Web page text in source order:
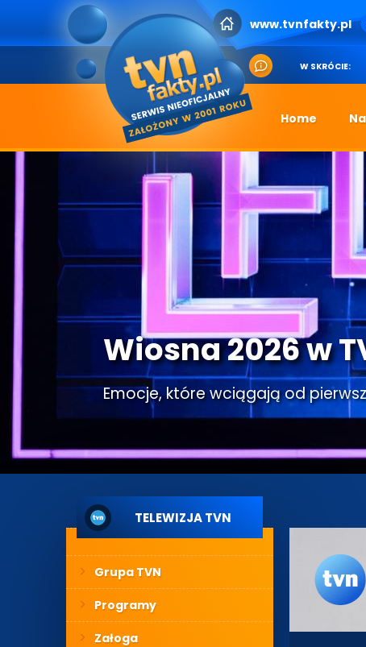
www.tvnfakty.pl
W SKRÓCIE:
Home
Wiosna 2026 w
Emocje, które wciągają od
TELEWIZJA TVN
Grupa TVN
Programy
Załoga